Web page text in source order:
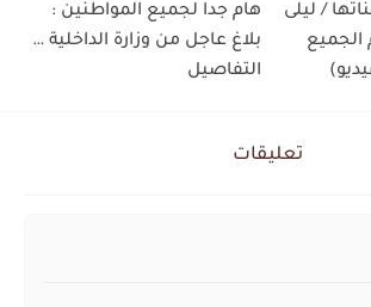
/ ليلى
هام جدا لجميع المواطنين :
بلاغ عاجل من وزارة الداخلية …
التفاصيل
تعليقات